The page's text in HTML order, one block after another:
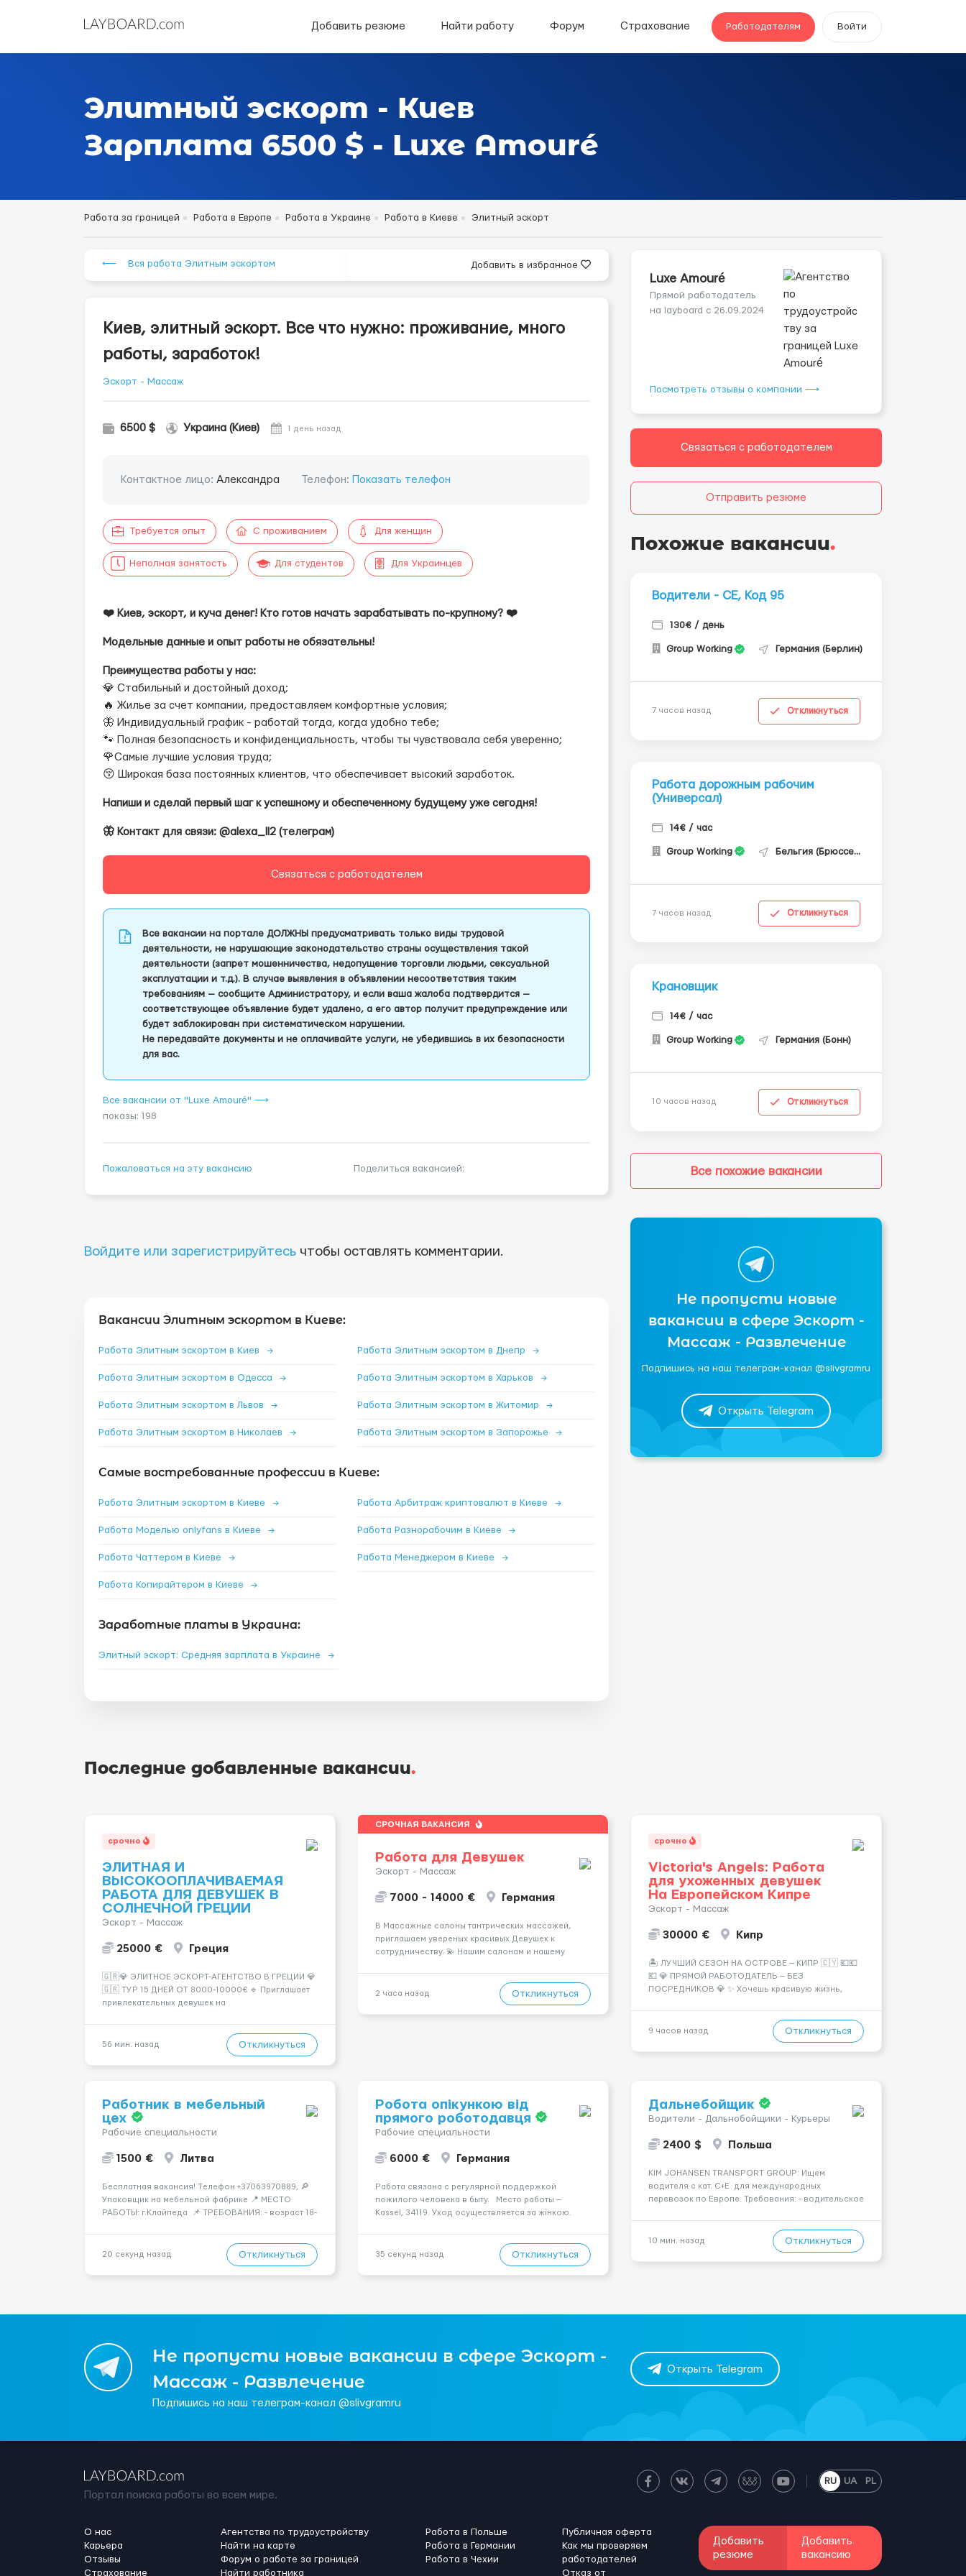
Добавить резюме Найти работу Форум Страхование Работодателям Войти
Элитный эскорт - Киев
Зарплата 6500 $ - Luxe Amouré
Работа за границей Работа в Европе Работа в Украине Работа в Киеве Элитный эскорт
⟵ Вся работа Элитным эскортом Добавить в избранное
Киев, элитный эскорт. Все что нужно: проживание, много
работы, заработок!
Эскорт - Массаж
6500 $ Украина (Киев) 1 день назад
Контактное лицо: Александра Телефон: Показать телефон
Требуется опыт С проживанием Для женщин
Неполная занятость Для студентов Для Украинцев
❤️ Киев, эскорт, и куча денег! Кто готов начать зарабатывать по-крупному? ❤️
Модельные данные и опыт работы не обязательны!
Преимущества работы у нас:
💎 Стабильный и достойный доход;
🔥 Жилье за счет компании, предоставляем комфортные условия;
🦋 Индивидуальный график - работай тогда, когда удобно тебе;
🐾 Полная безопасность и конфиденциальность, чтобы ты чувствовала себя уверенно;
🌹Самые лучшие условия труда;
😚 Широкая база постоянных клиентов, что обеспечивает высокий заработок.
Напиши и сделай первый шаг к успешному и обеспеченному будущему уже сегодня!
🦋 Контакт для связи: @alexa_ll2 (телеграм)
Связаться с работодателем
Все вакансии на портале ДОЛЖНЫ предусматривать только виды трудовой
деятельности, не нарушающие законодательство страны осуществления такой
деятельности (запрет мошенничества, недопущение торговли людьми, сексуальной
эксплуатации и т.д.). В случае выявления в объявлении несоответствия таким
требованиям — сообщите Администратору, и если ваша жалоба подтвердится —
соответствующее объявление будет удалено, а его автор получит предупреждение или
будет заблокирован при систематическом нарушении.
Не передавайте документы и не оплачивайте услуги, не убедившись в их безопасности
для вас.
Все вакансии от "Luxe Amouré" ⟶
показы: 198
Пожаловаться на эту вакансию Поделиться вакансией:
Войдите или зарегистрируйтесь чтобы оставлять комментарии.
Вакансии Элитным эскортом в Киеве:
Работа Элитным эскортом в Киев → Работа Элитным эскортом в Днепр →
Работа Элитным эскортом в Одесса → Работа Элитным эскортом в Харьков →
Работа Элитным эскортом в Львов → Работа Элитным эскортом в Житомир →
Работа Элитным эскортом в Николаев → Работа Элитным эскортом в Запорожье →
Самые востребованные профессии в Киеве:
Работа Элитным эскортом в Киеве → Работа Арбитраж криптовалют в Киеве →
Работа Моделью onlyfans в Киеве → Работа Разнорабочим в Киеве →
Работа Чаттером в Киеве → Работа Менеджером в Киеве →
Работа Копирайтером в Киеве →
Заработные платы в Украина:
Элитный эскорт: Средняя зарплата в Украине →
Luxe Amouré
Прямой работодатель
на layboard с 26.09.2024
Посмотреть отзывы о компании ⟶
Связаться с работодателем
Отправить резюме
Похожие вакансии.
Водители - СЕ, Код 95
130€ / день
Group Working Германия (Берлин)
7 часов назад Откликнуться
Работа дорожным рабочим
(Универсал)
14€ / час
Group Working Бельгия (Брюссель)
7 часов назад Откликнуться
Крановщик
14€ / час
Group Working Германия (Бонн)
10 часов назад Откликнуться
Все похожие вакансии
Не пропусти новые
вакансии в сфере Эскорт -
Массаж - Развлечение
Подпишись на наш телеграм-канал @slivgramru
Открыть Telegram
Последние добавленные вакансии.
срочно
ЭЛИТНАЯ И
ВЫСОКООПЛАЧИВАЕМАЯ
РАБОТА ДЛЯ ДЕВУШЕК В
СОЛНЕЧНОЙ ГРЕЦИИ
Эскорт - Массаж
25000 € Греция
🇬🇷💎 ЭЛИТНОЕ ЭСКОРТ-АГЕНТСТВО В ГРЕЦИИ 💎
🇬🇷 ТУР 15 ДНЕЙ ОТ 8000-10000€ 🔹 Приглашает
привлекательных девушек на
хорошие деньги 💶 — это предложение для тебя! 🔹
56 мин. назад Откликнуться
СРОЧНАЯ ВАКАНСИЯ
Работа для Девушек
Эскорт - Массаж
7000 - 14000 € Германия
В Массажные салоны тантрических массажей,
приглашаем увереных красивых Девушек к
сотрудничеству. 💫 Нашим салонам и нашему
заработная плата 💚Мы гарантируем Наличие
2 часа назад Откликнуться
срочно
Victoria's Angels: Работа
для ухоженных девушек
На Европейском Кипре
Эскорт - Массаж
30000 € Кипр
🏝️ ЛУЧШИЙ СЕЗОН НА ОСТРОВЕ — КИПР 🇨🇾 💶💶
💶 💎 ПРЯМОЙ РАБОТОДАТЕЛЬ — БЕЗ
ПОСРЕДНИКОВ 💎 ✨ Хочешь красивую жизнь,
— Опытная команда с годами практики —
Стабильный поток клиентов (без ...
9 часов назад Откликнуться
Работник в мебельный
цех
Рабочие специальности
1500 € Литва
Бесплатная вакансия! Tелефон +37063970889, 🔎
Упаковщик на мебельной фабрике 📍 МЕСТО
РАБОТЫ: г.Клайпеда 📌 ТРЕБОВАНИЯ: - возраст 18-
нетто 📃 ОБЯЗАННОСТИ: - с...
20 секунд назад Откликнуться
Робота опікункою від
прямого роботодавця
Рабочие специальности
6000 € Германия
Работа связана с регулярной поддержкой
пожилого человека в быту. Место работы —
Kassel, 34119. Уход осуществляется за жінкою.
сон без перерв. Условия и требования: Пол
35 секунд назад Откликнуться
Дальнебойщик
Водители - Дальнобойщики - Курьеры
2400 $ Польша
KIM JOHANSEN TRANSPORT GROUP: Ищем
водителя с кат. С+Е для международных
перевозок по Европе. Требования: - водительское
- опыт работы водителем грузовика Наша
10 мин. назад Откликнуться
Не пропусти новые вакансии в сфере Эскорт -
Массаж - Развлечение
Подпишись на наш телеграм-канал @slivgramru
Открыть Telegram
Портал поиска работы во всем мире.
RU UA PL
О нас
Карьера
Отзывы
Страхование
Агентства по трудоустройству
Найти на карте
Форум о работе за границей
Найти работника
Работа в Польше
Работа в Германии
Работа в Чехии
Публичная оферта
Как мы проверяем
работодателей
Отказ от
Добавить
резюме
Добавить
вакансию